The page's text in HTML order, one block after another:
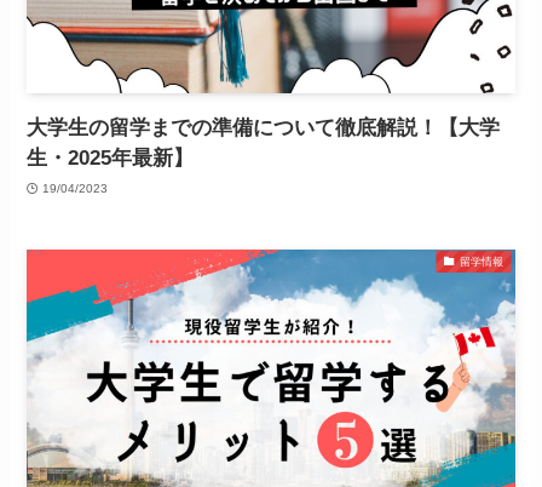
大学生の留学までの準備について徹底解説！【大学
生・2025年最新】
19/04/2023
留学情報